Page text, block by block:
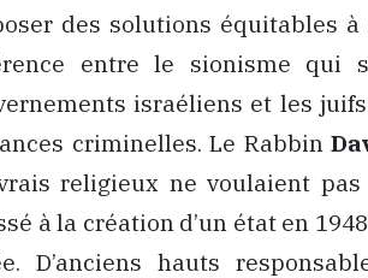
des solutions équitables
entre le sionisme qui
israéliens et les
criminelles. Le Rabbin
religieux ne voulaient
à la création d’un état en
D’anciens hauts